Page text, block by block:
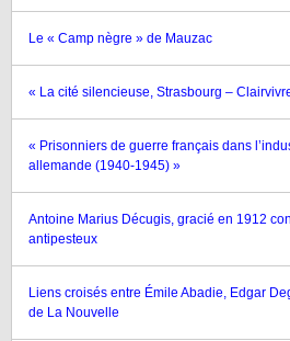
Le « Camp nègre » de Mauzac
« La cité silencieuse, Strasbourg –
« Prisonniers de guerre français dans
allemande (1940-1945) »
Antoine Marius Décugis, gracié en 1912
antipesteux
Liens croisés entre Émile Abadie, Edgar
de La Nouvelle